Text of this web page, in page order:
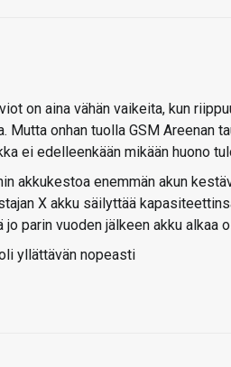
on aina vähän vaikeita, kun
Mutta onhan tuolla GSM Areenan
ei edelleenkään mikään huono
akkukestoa enemmän akun
X akku säilyttää
parin vuoden jälkeen akku alkaa
yllättävän nopeasti